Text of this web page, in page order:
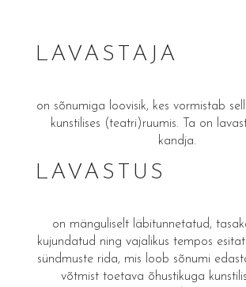
LAVASTAJA
on sõnumiga loovisik, kes vormistab
kunstilises (teatri)ruumis. Ta on
kandja.
LAVASTUS
on mänguliselt läbitunnetatud,
kujundatud ning vajalikus tempos
sündmuste rida, mis loob sõnumi
võtmist toetava õhustikuga